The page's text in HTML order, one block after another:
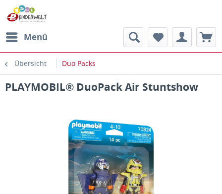
Menü
Übersicht Duo Packs
PLAYMOBIL® DuoPack Air Stuntshow